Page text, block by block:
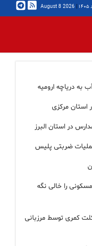
|
2026 August 8
ضربتی پلیس
را خالی نگه
کلت کمری توسط مرزبانی